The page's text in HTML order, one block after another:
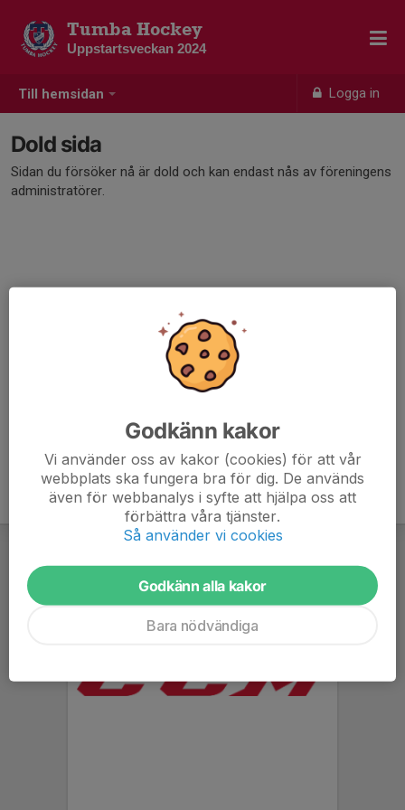
Till hemsidan Logga in
Tumba Hockey
Uppstartsveckan 2024
Dold sida
Sidan du försöker nå är dold och kan endast nås av föreningens
administratörer.
Godkänn kakor
Vi använder oss av kakor (cookies) för att vår
webbplats ska fungera bra för dig. De används
även för webbanalys i syfte att hjälpa oss att
förbättra våra tjänster.
Så använder vi cookies
Godkänn alla kakor
Bara nödvändiga